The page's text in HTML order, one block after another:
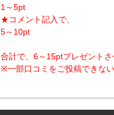
1～5pt
★コメント記入で、
5～10pt
合計で、6～15ptプレゼントさ
※一部口コミをご投稿できない